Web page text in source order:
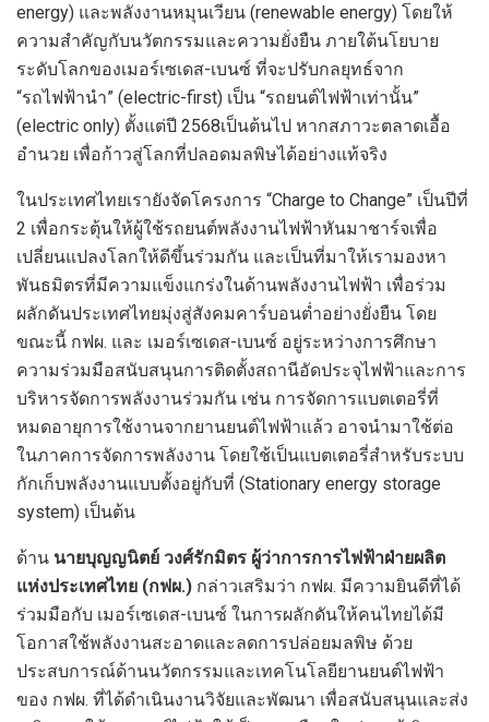
energy) และพลังงานหมุนเวียน (renewable energy) โดยให้
ความสำคัญกับนวัตกรรมและความยั่งยืน ภายใต้นโยบาย
ระดับโลกของเมอร์เซเดส-เบนซ์ ที่จะปรับกลยุทธ์จาก
“รถไฟฟ้านำ” (electric-first) เป็น “รถยนต์ไฟฟ้าเท่านั้น”
(electric only) ตั้งแต่ปี 2568เป็นต้นไป หากสภาวะตลาดเอื้อ
อำนวย เพื่อก้าวสู่โลกที่ปลอดมลพิษได้อย่างแท้จริง
ในประเทศไทยเรายังจัดโครงการ “Charge to Change” เป็นปีที่
2 เพื่อกระตุ้นให้ผู้ใช้รถยนต์พลังงานไฟฟ้าหันมาชาร์จเพื่อ
เปลี่ยนแปลงโลกให้ดีขึ้นร่วมกัน และเป็นที่มาให้เรามองหา
พันธมิตรที่มีความแข็งแกร่งในด้านพลังงานไฟฟ้า เพื่อร่วม
ผลักดันประเทศไทยมุ่งสู่สังคมคาร์บอนต่ำอย่างยั่งยืน โดย
ขณะนี้ กฟผ. และ เมอร์เซเดส-เบนซ์ อยู่ระหว่างการศึกษา
ความร่วมมือสนับสนุนการติดตั้งสถานีอัดประจุไฟฟ้าและการ
บริหารจัดการพลังงานร่วมกัน เช่น การจัดการแบตเตอรี่ที่
หมดอายุการใช้งานจากยานยนต์ไฟฟ้าแล้ว อาจนำมาใช้ต่อ
ในภาคการจัดการพลังงาน โดยใช้เป็นแบตเตอรี่สำหรับระบบ
กักเก็บพลังงานแบบตั้งอยู่กับที่ (Stationary energy storage
system) เป็นต้น
ด้าน นายบุญญนิตย์ วงศ์รักมิตร ผู้ว่าการการไฟฟ้าฝ่ายผลิต
แห่งประเทศไทย (กฟผ.) กล่าวเสริมว่า กฟผ. มีความยินดีที่ได้
ร่วมมือกับ เมอร์เซเดส-เบนซ์ ในการผลักดันให้คนไทยได้มี
โอกาสใช้พลังงานสะอาดและลดการปล่อยมลพิษ ด้วย
ประสบการณ์ด้านนวัตกรรมและเทคโนโลยียานยนต์ไฟฟ้า
ของ กฟผ. ที่ได้ดำเนินงานวิจัยและพัฒนา เพื่อสนับสนุนและส่ง